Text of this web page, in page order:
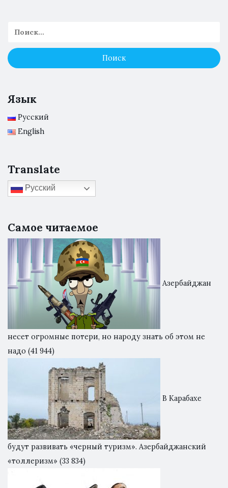
Язык
Русский
English
Translate
Русский
Самое читаемое
Азербайджан
несет огромные потери, но народу знать об этом не
надо (41 944)
В Карабахе
будут развивать «черный туризм». Азербайджанский
«толлеризм» (33 834)